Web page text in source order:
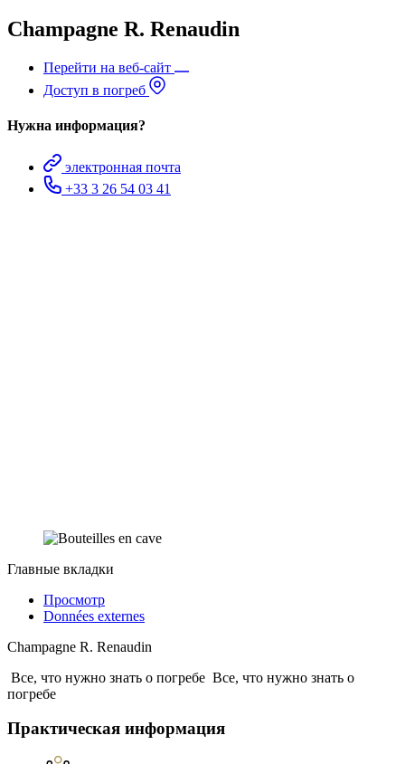
Champagne R. Renaudin
Перейти на веб-сайт
Доступ в погреб
Нужна информация?
электронная почта
+33 3 26 54 03 41
Главные вкладки
Просмотр
Données externes
Champagne R. Renaudin
Все, что нужно знать о погребе Все, что нужно знать о
погребе
Практическая информация